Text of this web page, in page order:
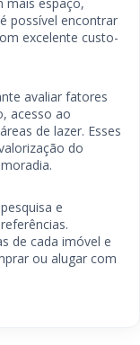
mais espaço,
possível encontrar
excelente custo-
avaliar fatores
acesso ao
de lazer. Esses
do
e
de cada imóvel e
ou alugar com